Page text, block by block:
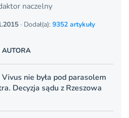
naczelny
· Dodał(a): 9352 artykuły
AUTORA
nie była pod parasolem
Decyzja sądu z Rzeszowa